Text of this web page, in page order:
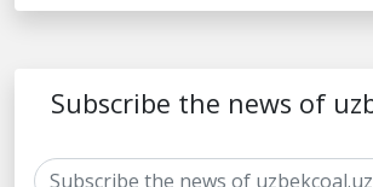
Subscribe the news of